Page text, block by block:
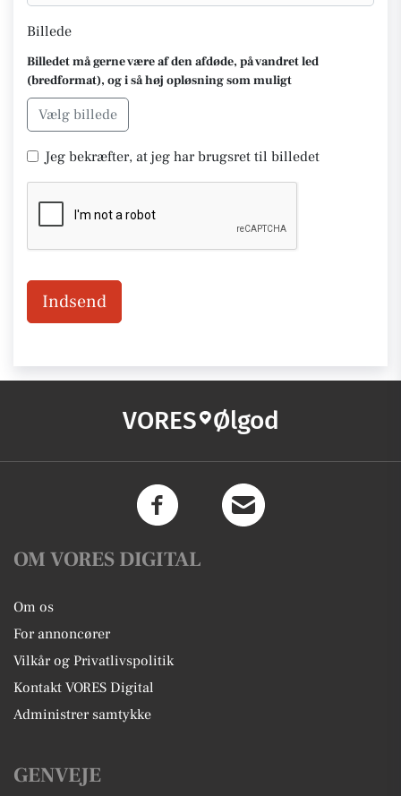
Billede
Billedet må gerne være af den afdøde, på vandret led
(bredformat), og i så høj opløsning som muligt
Vælg billede
Jeg bekræfter, at jeg har brugsret til billedet
Indsend
VORES Ølgod
OM VORES DIGITAL
Om os
For annoncører
Vilkår og Privatlivspolitik
Kontakt VORES Digital
Administrer samtykke
GENVEJE